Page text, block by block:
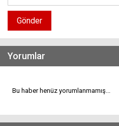
Gönder
Yorumlar
Bu haber henüz yorumlanmamış...